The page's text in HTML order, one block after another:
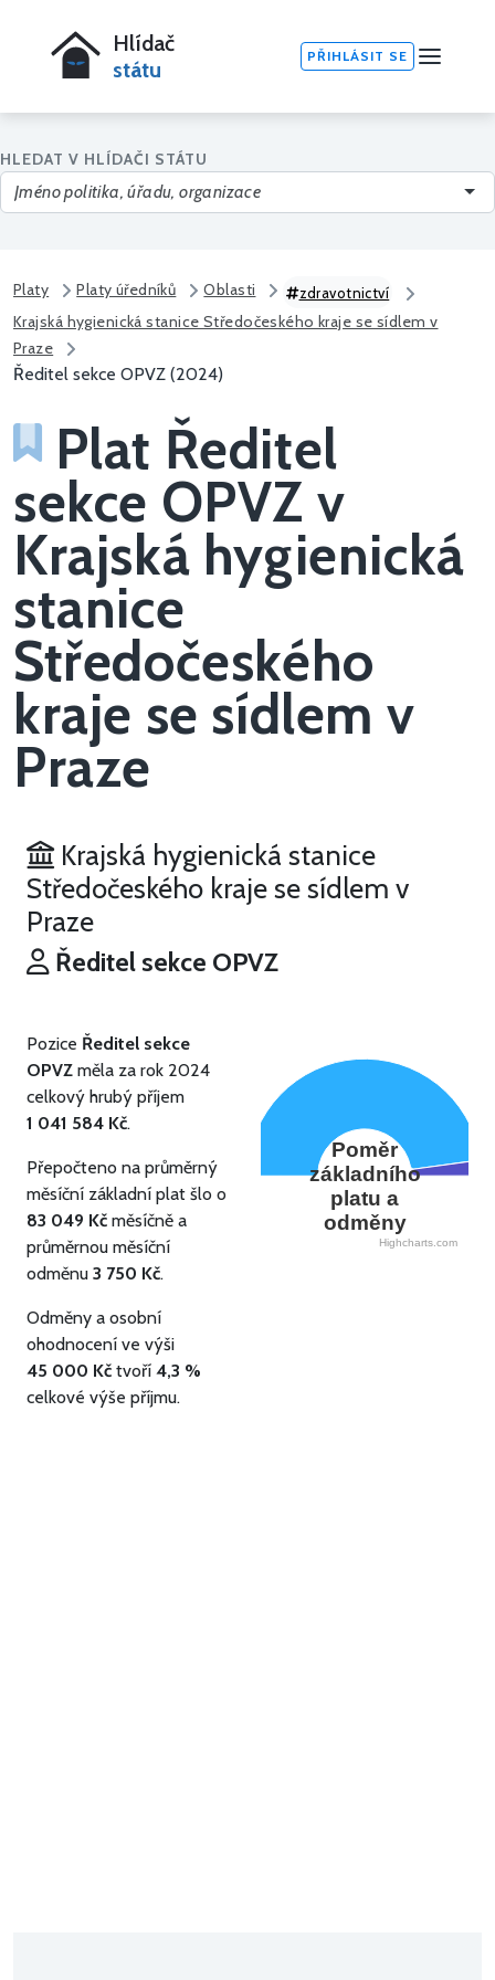
Hlídač
státu
PŘIHLÁSIT SE
HLEDAT V HLÍDAČI STÁTU
Platy Platy úředníků Oblasti zdravotnictví
Krajská hygienická stanice Středočeského kraje se sídlem v
Praze
Ředitel sekce OPVZ (2024)
Plat Ředitel
sekce OPVZ v
Krajská hygienická
stanice
Středočeského
kraje se sídlem v
Praze
Krajská hygienická stanice
Středočeského kraje se sídlem v
Praze
Ředitel sekce OPVZ
Pozice Ředitel sekce
OPVZ měla za rok 2024
celkový hrubý příjem
1 041 584 Kč.
Přepočteno na průměrný
měsíční základní plat šlo o
83 049 Kč měsíčně a
průměrnou měsíční
odměnu 3 750 Kč.
Odměny a osobní
ohodnocení ve výši
45 000 Kč tvoří 4,3 %
celkové výše příjmu.
Poměr
základního
platu a
odměny
Highcharts.com